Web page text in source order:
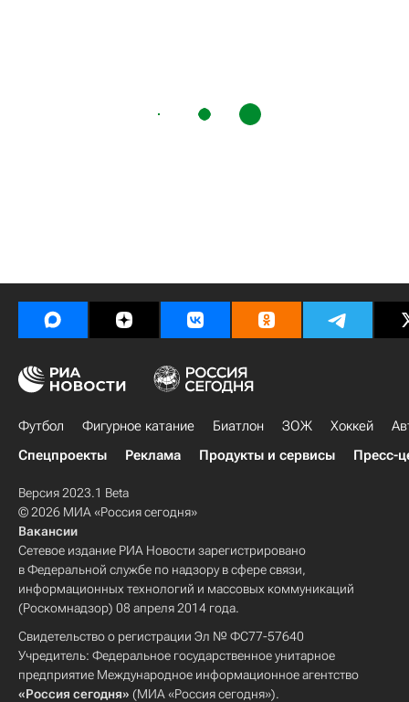
Футбол Фигурное катание Биатлон ЗОЖ Хоккей
Спецпроекты
Реклама Продукты и сервисы Пресс-
Версия 2023.1 Beta
© 2026 МИА «Россия сегодня»
Вакансии
Сетевое издание РИА Новости зарегистрировано
в Федеральной службе по надзору в сфере связи,
информационных технологий и массовых коммуникаций
(Роскомнадзор) 08 апреля 2014 года.
Свидетельство о регистрации Эл № ФС77-57640
Учредитель: Федеральное государственное унитарное
предприятие Международное информационное агентство
«Россия сегодня» (МИА «Россия сегодня»).